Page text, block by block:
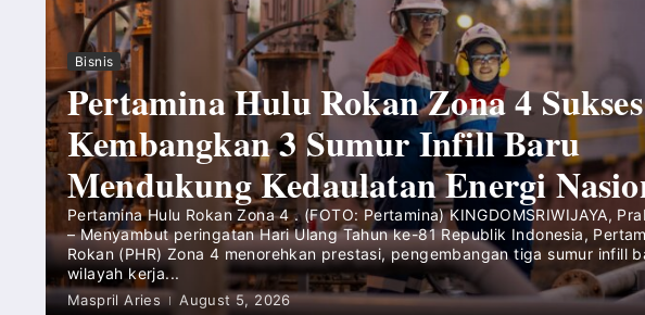
Bisnis
Pertamina Hulu Rokan Zona 4 Sukses
Kembangkan 3 Sumur Infill Baru
Mendukung Kedaulatan Energi
Pertamina Hulu Rokan Zona 4 . (FOTO: Pertamina) KINGDOMSRIWIJAYA,
– Menyambut peringatan Hari Ulang Tahun ke-81 Republik Indonesia,
Rokan (PHR) Zona 4 menorehkan prestasi, pengembangan tiga sumur infill
wilayah kerja...
Maspril Aries August 5, 2026